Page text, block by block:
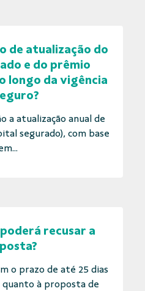
de atualização do
e do prêmio
longo da vigência
a atualização anual de
segurado), com base
recusar a
o prazo de até 25 dias
quanto à proposta de